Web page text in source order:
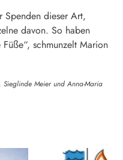
Spenden dieser Art,
davon. So haben
schmunzelt Marion
Meier und Anna-Maria